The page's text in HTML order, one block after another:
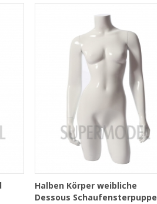
Halben Körper weibliche
Dessous Schaufensterpuppe